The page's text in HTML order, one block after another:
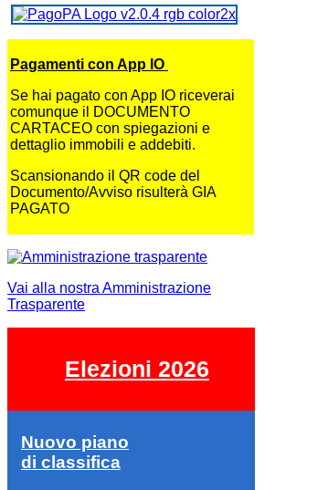
Pagamenti con App IO
Se hai pagato con App IO riceverai
comunque il DOCUMENTO
CARTACEO con spiegazioni e
dettaglio immobili e addebiti.
Scansionando il QR code del
Documento/Avviso risulterà GIA
PAGATO
Vai alla nostra Amministrazione
Trasparente
Elezioni 2026
Nuovo piano
di classifica